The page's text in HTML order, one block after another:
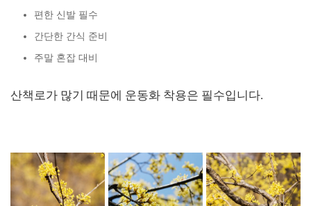
편한 신발 필수
간단한 간식 준비
주말 혼잡 대비
산책로가 많기 때문에 운동화 착용은 필수입니다.